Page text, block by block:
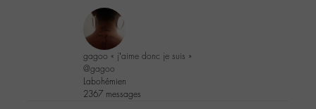
gagoo « j’aime donc je suis »
@gagoo
Labohémien
2367 messages